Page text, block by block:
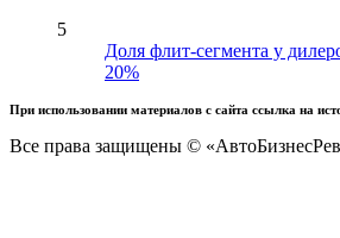
5
Доля флит-сегмента у
20%
При использовании материалов с сайта ссылка на
Все права защищены ©